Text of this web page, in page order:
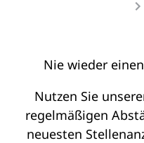
Nie wieder
Nutzen Sie
regelmäßigen
neuesten